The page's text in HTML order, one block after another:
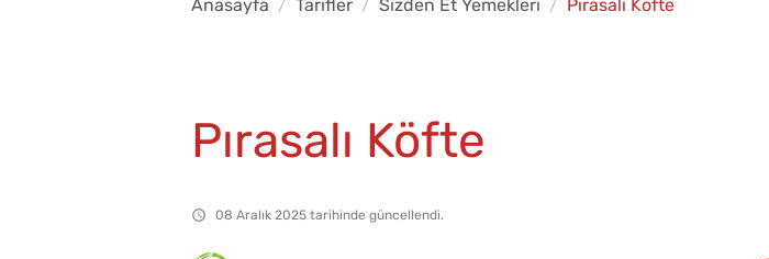
Anasayfa Tarifler Sizden Et Yemekleri Pırasalı Köfte
Pırasalı Köfte
08 Aralık 2025 tarihinde güncellendi.